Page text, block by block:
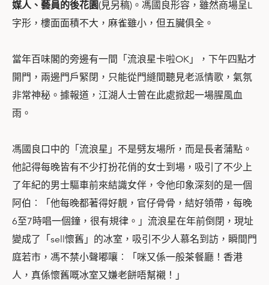
媒人、藝員的後花園(見另稿)。馮國良形容，雖然商場呈L
字形，樓面面積不大，麻雀雖小，但五臟俱全。
當年百味閣的旁邊有一間「流浪星卡啦OK」，下午四點才
開門，兩邊門戶緊閉，只能從門縫間聽見老派情歌，氣氛
非常神秘。據報道，江湖人士曾在此處掀起一場腥風血
雨。
馮國良口中的「流浪星」不是劈友場所，而是長者蒲點。
他記得每晚皆有不少打扮花俏的女士到場，吸引了不少上
了年紀的男士驅車前來結識女伴，令他印象深刻的是一個
阿伯︰「他每晚都著得好靚，官仔骨骨，結好領帶，每晚
6至7時唱一個鐘，很有規律。」流浪星在年前倒閉，現址
變成了「sell懷舊」的冰室，吸引不少人慕名到訪，瞬間門
庭若市，馮不禁小聲嘟嚷︰「咪又係一般茶餐廳！香港
人，真係懷舊嘅冰室又嫌老餅唔幫襯！」